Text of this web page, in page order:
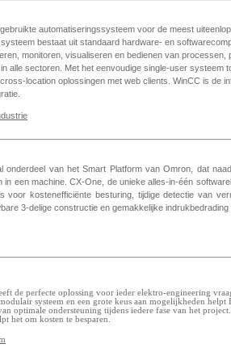
automatiseringssysteem voor de meest
bestaat uit standaard hardware- en
monitoren, visualiseren en bedienen van processen,
alle sectoren. Met het eenvoudige single-user systeem
location oplossingen met web clients. WinCC is de
onderdeel van het Smart Platform van Omron, dat
in een machine. CX-One, de unieke alles-in-één
voor kostenefficiënte besturing, tijdige detectie van
3-delige constructie en gemakkelijke indrukbedrading
de perfecte oplossing voor ieder elektro-engineering
systeem en een grote keus aan mogelijkheden
optimale ondersteuning tijdens iedere fase van het
het om kosten te besparen.